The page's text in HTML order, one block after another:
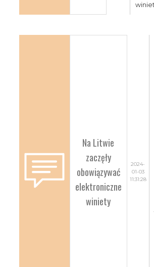
Na Litwie
zaczęły
obowiązywać
elektroniczne
winiety
2024-
01-03
11:31:28